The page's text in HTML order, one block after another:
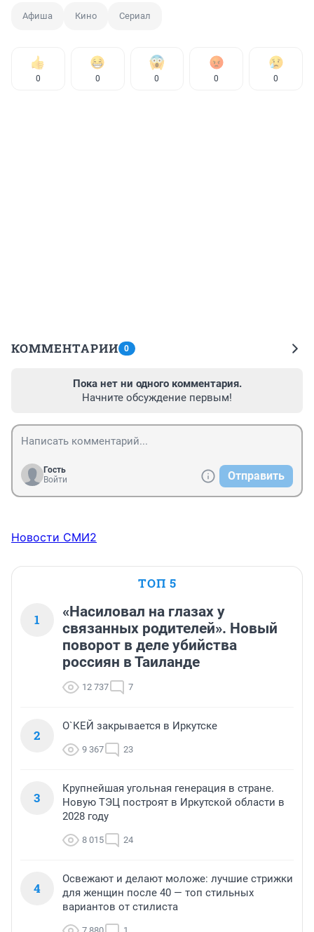
Афиша Кино Сериал
0 0 0 0 0
КОММЕНТАРИИ 0
Пока нет ни одного комментария.
Начните обсуждение первым!
Гость
Войти
Отправить
Новости СМИ2
ТОП 5
1
«Насиловал на глазах у
связанных родителей». Новый
поворот в деле убийства
россиян в Таиланде
12 737 7
2
О`КЕЙ закрывается в Иркутске
9 367 23
3
Крупнейшая угольная генерация в стране.
Новую ТЭЦ построят в Иркутской области в
2028 году
8 015 24
4
Освежают и делают моложе: лучшие стрижки
для женщин после 40 — топ стильных
вариантов от стилиста